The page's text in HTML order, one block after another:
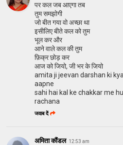
पर कल जब आएगा तब
तुम समझोगी
जो बीत गया वो अच्छा था
इसीलिए बीते कल को तुम
भूल कर और
आने वाले कल की तुम
फ़िक्र छोड़ कर
आज को जियो, जी भर के जियो
amita ji jeevan darshan ki
aapne
sahi hai kal ke chakkar me
rachana
जवाब दें
अमिता कौंडल 12:53 am